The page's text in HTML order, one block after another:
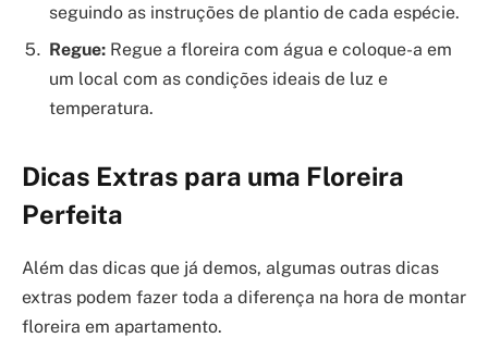
seguindo as instruções de plantio de cada espécie.
Regue: Regue a floreira com água e coloque-a em
um local com as condições ideais de luz e
temperatura.
Dicas Extras para uma Floreira
Perfeita
Além das dicas que já demos, algumas outras dicas
extras podem fazer toda a diferença na hora de montar
floreira em apartamento.